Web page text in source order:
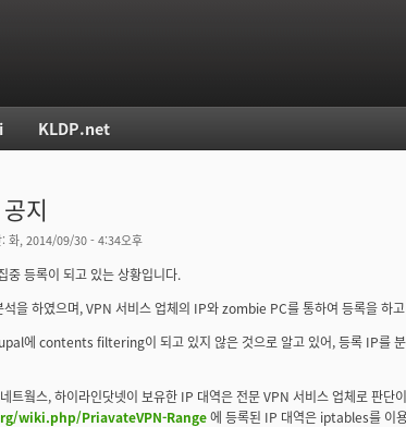
지
: 화, 2014/09/30 - 4:34오후
중 등록이 되고 있는 상황입니다.
을 하였으며, VPN 서비스 업체의 IP와 zombie PC를 통하여 등록을 하
에 contents filtering이 되고 있지 않은 것으로 알고 있어, 등록 IP를
트웤스, 하이라인닷넷이 보유한 IP 대역은 전문 VPN 서비스 업체로 판단
wiki.php/PriavateVPN-Range에 등록된 IP 대역은 iptables를 이
KLDP.net